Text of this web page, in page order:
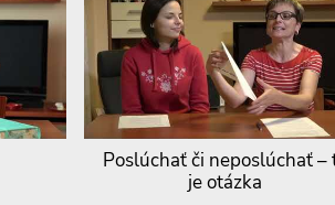
Poslúchať či neposlúchať –
je otázka